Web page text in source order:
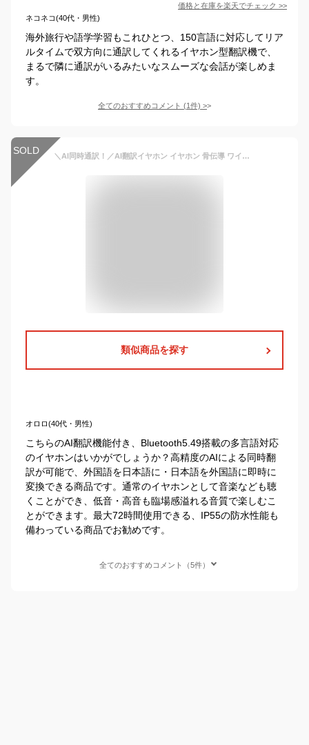
価格と在庫を楽天でチェック >>
ネコネコ(40代・男性)
海外旅行や語学学習もこれひとつ、150言語に対応してリア
ルタイムで双方向に通訳してくれるイヤホン型翻訳機で、
まるで隣に通訳がいるみたいなスムーズな会話が楽しめま
す。
全てのおすすめコメント (1件) >
SOLD ＼AI同時通訳！／AI翻訳イヤホン イヤホン 骨伝導 ワイヤレスイヤホン イヤホン AI翻訳機能付 Bluetooth5.4 ノイズキャンセリング 自動ペアリング 会議記録 150言語対応 耳が痛くない 残量表示 軽量 iPhone iOS Android に対応 高音質 IPX55防水
類似商品を探す
オロロ(40代・男性)
こちらのAI翻訳機能付き、Bluetooth5.49搭載の多言語対応
のイヤホンはいかがでしょうか？高精度のAIによる同時翻
訳が可能で、外国語を日本語に・日本語を外国語に即時に
変換できる商品です。通常のイヤホンとして音楽なども聴
くことができ、低音・高音も臨場感溢れる音質で楽しむこ
とができます。最大72時間使用できる、IP55の防水性能も
備わっている商品でお勧めです。
全てのおすすめコメント（5件）